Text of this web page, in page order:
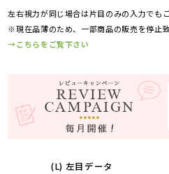
左右視力が同じ場合は片目のみの入力でもご
※現在品薄のため、一部商品の販売を停止致
→こちらをご覧下さい
(L) 左目データ